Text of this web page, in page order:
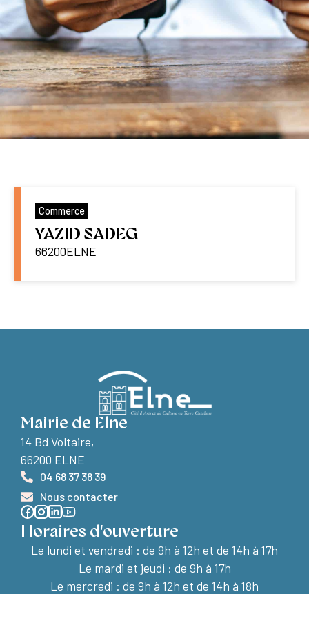
Commerce
YAZID SADEG
66200ELNE
Mairie de Elne
14 Bd Voltaire,
66200 ELNE
04 68 37 38 39
Nous contacter
Horaires d'ouverture
Le lundi et vendredi : de 9h à 12h et de 14h à 17h
Le mardi et jeudi : de 9h à 17h
Le mercredi : de 9h à 12h et de 14h à 18h